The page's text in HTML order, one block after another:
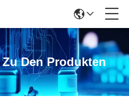
Den Produkten